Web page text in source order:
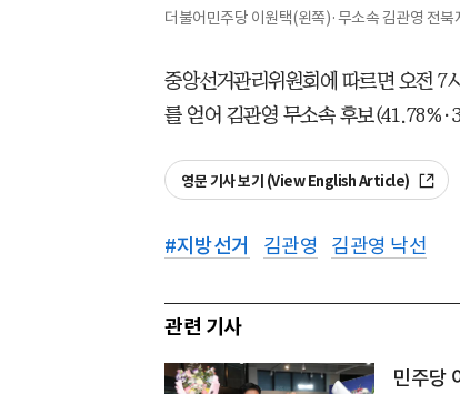
더불어민주당 이원택(왼쪽)·무소속 김관영 전
중앙선거관리위원회에 따르면 오전 7
를 얻어 김관영 무소속 후보
영문 기사 보기 (View English Article)
#지방선거 김관영 김관영 낙선
관련 기사
민주당